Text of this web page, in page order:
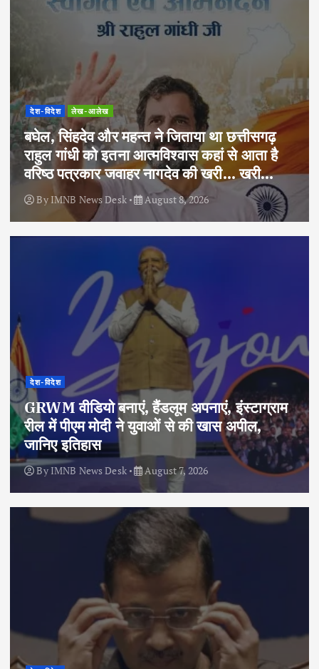
देश-विदेश लेख-आलेख
बघेल, सिंहदेव और महन्त ने जिताया था छत्तीसगढ़
राहुल गांधी को इतना आत्मविश्वास कहां से आता है
वरिष्ठ पत्रकार जवाहर नागदेव की खरी… खरी…
ByIMNB News Desk August 8, 2026
देश-विदेश
GRWM वीडियो बनाएं, हैंडलूम अपनाएं, इंस्टाग्राम
रील में पीएम मोदी ने युवाओं से की खास अपील,
जानिए इतिहास
By IMNB News Desk August 7, 2026